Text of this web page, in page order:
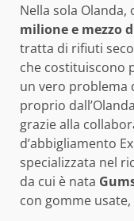
Nella sola
milione e mezzo
tratta di rifiuti
che costituiscono
un vero problema
proprio
grazie alla
d’abbigliamento
specializzata nel
da cui è nata
con gomme